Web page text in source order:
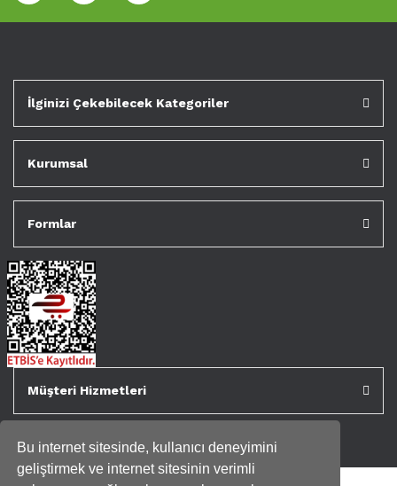
Bu internet sitesinde, kullanıcı deneyimini
geliştirmek ve internet sitesinin verimli
İlginizi Çekebilecek Kategoriler
Kurumsal
Formlar
Müşteri Hizmetleri